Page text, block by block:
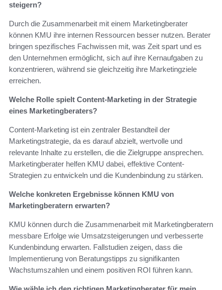
steigern?
Durch die Zusammenarbeit mit einem Marketingberater
können KMU ihre internen Ressourcen besser nutzen. Berater
bringen spezifisches Fachwissen mit, was Zeit spart und es
den Unternehmen ermöglicht, sich auf ihre Kernaufgaben zu
konzentrieren, während sie gleichzeitig ihre Marketingziele
erreichen.
Welche Rolle spielt Content-Marketing in der Strategie
eines Marketingberaters?
Content-Marketing ist ein zentraler Bestandteil der
Marketingstrategie, da es darauf abzielt, wertvolle und
relevante Inhalte zu erstellen, die die Zielgruppe ansprechen.
Marketingberater helfen KMU dabei, effektive Content-
Strategien zu entwickeln und die Kundenbindung zu stärken.
Welche konkreten Ergebnisse können KMU von
Marketingberatern erwarten?
KMU können durch die Zusammenarbeit mit Marketingberatern
messbare Erfolge wie Umsatzsteigerungen und verbesserte
Kundenbindung erwarten. Fallstudien zeigen, dass die
Implementierung von Beratungstipps zu signifikanten
Wachstumszahlen und einem positiven ROI führen kann.